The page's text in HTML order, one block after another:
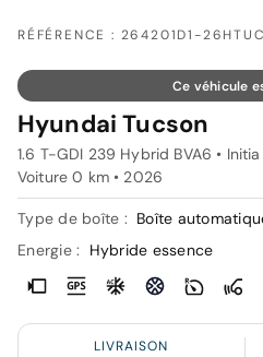
RÉFÉRENCE : 264201D1-
Ce véhicule
Hyundai Tucson
1.6 T-GDI 239 Hybrid BVA6 • Initia
Voiture 0 km • 2026
Type de boîte : Boîte
Energie :
Hybride essence
LIVRAISON